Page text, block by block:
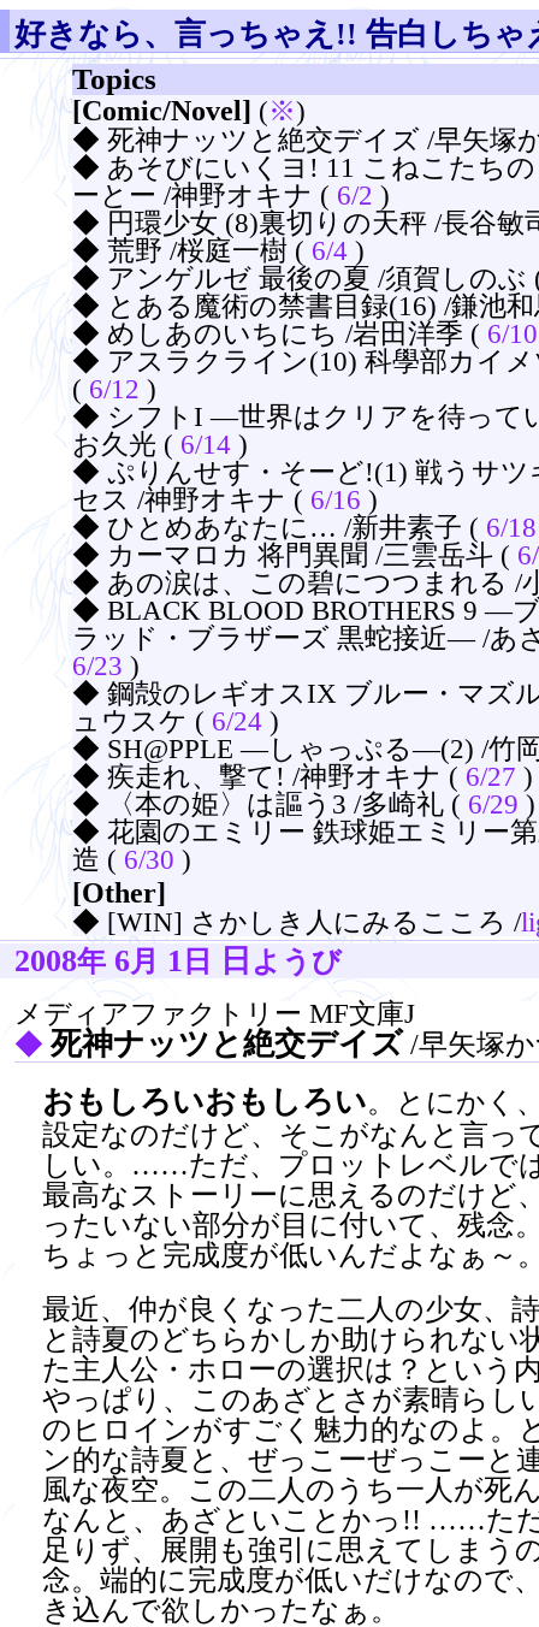
好きなら、言っちゃえ!! 告白しちゃ
Topics
[Comic/Novel] (※)
◆ 死神ナッツと絶交デイズ /早矢塚
◆ あそびにいくヨ! 11 こねこたち
ーとー /神野オキナ ( 6/2 )
◆ 円環少女 (8)裏切りの天秤 /長谷敏
◆ 荒野 /桜庭一樹 ( 6/4 )
◆ アンゲルゼ 最後の夏 /須賀しのぶ
◆ とある魔術の禁書目録(16) /鎌池
◆ めしあのいちにち /岩田洋季 ( 6/10
◆ アスラクライン(10) 科學部カイメ
( 6/12 )
◆ シフトI ―世界はクリアを待って
お久光 ( 6/14 )
◆ ぷりんせす・そーど!(1) 戦うサツ
セス /神野オキナ ( 6/16 )
◆ ひとめあなたに… /新井素子 ( 6/18
◆ カーマロカ 将門異聞 /三雲岳斗 (
◆ あの涙は、この碧につつまれる /
◆ BLACK BLOOD BROTHERS 9 ―
ラッド・ブラザーズ 黒蛇接近― /あ
6/23 )
◆ 鋼殻のレギオスIX ブルー・マズ
ュウスケ ( 6/24 )
◆ SH@PPLE ―しゃっぷる―(2) /竹
◆ 疾走れ、撃て! /神野オキナ ( 6/27 )
◆ 〈本の姫〉は謳う3 /多崎礼 ( 6/29 )
◆ 花園のエミリー 鉄球姫エミリー
造 ( 6/30 )
[Other]
◆ [WIN] さかしき人にみるこころ /
2008年 6月 1 日 日 ようび
メディアファクトリー MF文庫J
◆ 死神ナッツと絶交デイズ /早矢塚
おもしろいおもしろい。とにかく
設定なのだけど、そこがなんと言っ
しい。……ただ、プロットレベルで
最高なストーリーに思えるのだけど
ったいない部分が目に付いて、残念
ちょっと完成度が低いんだよなぁ～
最近、仲が良くなった二人の少女、
と詩夏のどちらかしか助けられない
た主人公・ホローの選択は？という
やっぱり、このあざとさが素晴らし
のヒロインがすごく魅力的なのよ。
ン的な詩夏と、ぜっこーぜっこーと
風な夜空。この二人のうち一人が死
なんと、あざといことかっ!! ……た
足りず、展開も強引に思えてしまう
念。端的に完成度が低いだけなので
き込んで欲しかったなぁ。